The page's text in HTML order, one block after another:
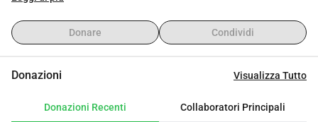
all'acqua pulita e all'elettricità.
• Crisi attuale: Gaza sta affrontando gravi carenze di
condizioni disperate.
mira a raccogliere fondi per fornire cibo a coloro che ne
Donare Condividi
Donazioni Visualizza Tutto
Donazioni Recenti Collaboratori Principali